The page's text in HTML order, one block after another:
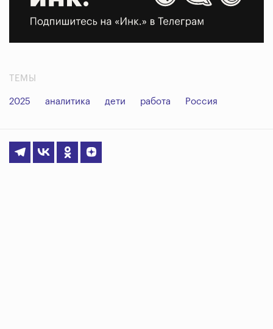
ТЕМЫ
2025 аналитика дети работа Россия